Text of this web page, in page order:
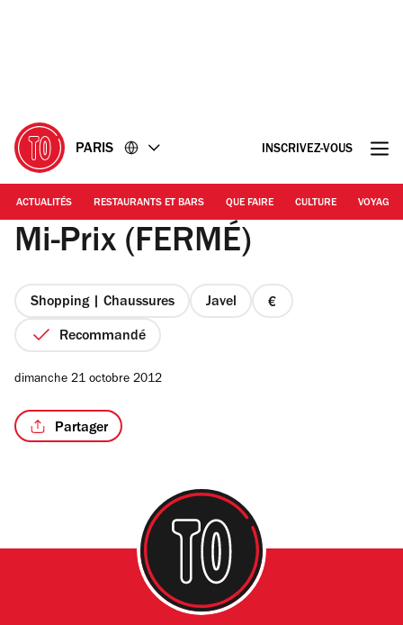
PARIS INSCRIVEZ-VOUS
ACTUALITÉS RESTAURANTS ET BARS QUE FAIRE CULTURE VOYAGE
Mi-Prix (FERMÉ)
Shopping | Chaussures Javel
prix
Recommandé
dimanche 21 octobre 2012
Partager